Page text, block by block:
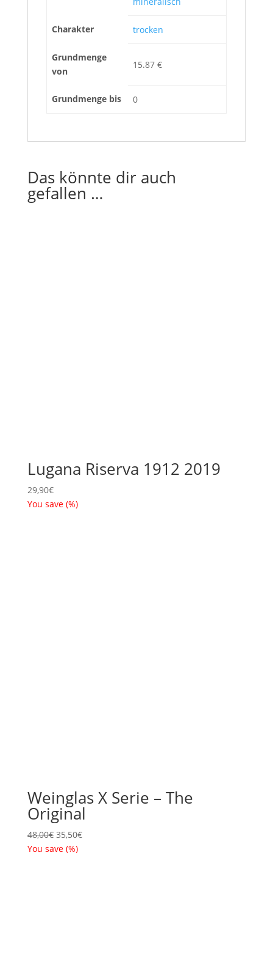
Charakter trocken
Grundmenge
von
15.87 €
Grundmenge bis 0
Das könnte dir auch
gefallen …
Lugana Riserva 1912 2019
29,90€
You save (%)
Weinglas X Serie – The
Original
48,00€ Ursprünglicher
Preis
35,50€Aktueller
You save (%)